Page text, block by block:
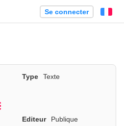
Se connecter
Type
Texte
English
Editeur
Publique